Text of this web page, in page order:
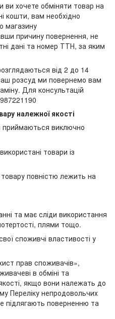
ви хочете обміняти товар на
кошти, вам необхідно
магазину
причину повернення, не
дані та номер ТТН, за яким
від 2 до 14
розсуд ми повернемо вам
Для консультацій
належної якості
приймаються виключно
товари із
повністю лежить на
та має сліди використання
плями тощо.
споживчі властивості у
прав споживачів»,
в обміні та
якщо вони належать до
Переліку непродовольчих
підлягають поверненню та